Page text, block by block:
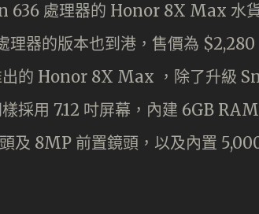
636 處理器的 Honor 8X Max 水
器的版本也到港，售價為 $2,280
出的 Honor 8X Max ，除了升級
採用 7.12 吋屏幕，內建 6GB
及 8MP 前置鏡頭，以及內置